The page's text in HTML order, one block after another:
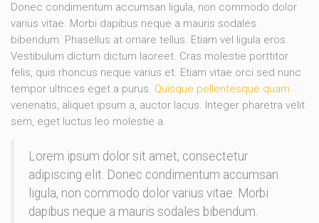
Donec condimentum accumsan ligula, non commodo dolor
varius vitae. Morbi dapibus neque a mauris sodales
bibendum. Phasellus at ornare tellus. Etiam vel ligula eros.
Vestibulum dictum dictum laoreet. Cras molestie porttitor
felis, quis rhoncus neque varius et. Etiam vitae orci sed nunc
tempor ultrices eget a purus. Quisque pellentesque quam
venenatis, aliquet ipsum a, auctor lacus. Integer pharetra velit
sem, eget luctus leo molestie a.
Lorem ipsum dolor sit amet, consectetur
adipiscing elit. Donec condimentum accumsan
ligula, non commodo dolor varius vitae. Morbi
dapibus neque a mauris sodales bibendum.